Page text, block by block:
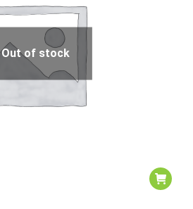
Out of stock